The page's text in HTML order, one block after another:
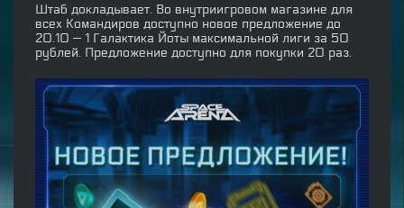
Штаб докладывает. Во внутриигровом магазине для
всех Командиров доступно новое предложение до
20.10 — 1 Галактика Йоты максимальной лиги за 50
рублей. Предложение доступно для покупки 20 раз.